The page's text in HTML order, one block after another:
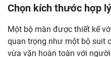
Chọn kích thước hợp lý
Một bộ màn được thiết kế
quan trọng như một bộ suit
vừa vặn hoàn toàn với